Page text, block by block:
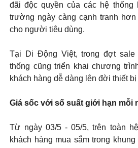
đãi độc quyền của các hệ thống
trường ngày càng cạnh tranh
cho người tiêu dùng.
Tại Di Động Việt, trong đợt
thống cũng triển khai chương
khách hàng dễ dàng lên đời thiết
Giá sốc với số suất giới hạn mỗi
Từ ngày 03/5 - 05/5, trên toàn
khách hàng mua sắm trong